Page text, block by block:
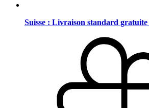
Suisse : Livraison standard gratuite